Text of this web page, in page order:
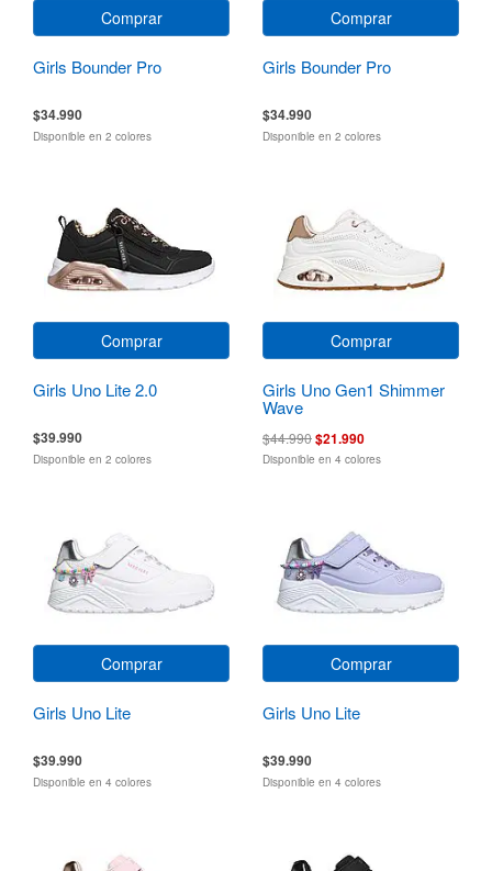
Comprar
Girls Bounder Pro
$34.990
Disponible en 2 colores
Comprar
Girls Bounder Pro
$34.990
Disponible en 2 colores
Comprar
Girls Uno Lite 2.0
$39.990
Disponible en 2 colores
Comprar
Girls Uno Gen1 Shimmer
Wave
$44.990$21.990
Disponible en 4 colores
Comprar
Girls Uno Lite
$39.990
Disponible en 4 colores
Comprar
Girls Uno Lite
$39.990
Disponible en 4 colores